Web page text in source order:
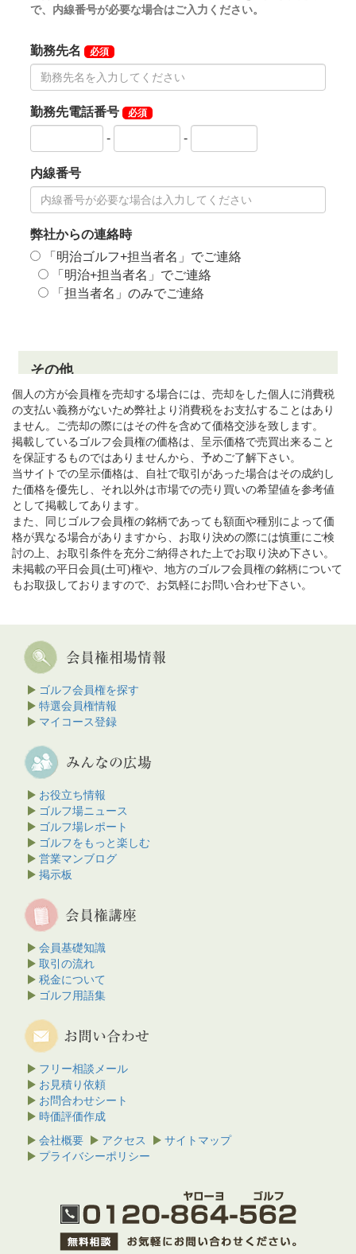
個人の方が会員権を売却する場合には、売却をした個人に消費税
の支払い義務がないため弊社より消費税をお支払することはあり
ません。ご売却の際にはその件を含めて価格交渉を致します。
掲載しているゴルフ会員権の価格は、呈示価格で売買出来ること
を保証するものではありませんから、予めご了解下さい。
当サイトでの呈示価格は、自社で取引があった場合はその成約し
た価格を優先し、それ以外は市場での売り買いの希望値を参考値
として掲載してあります。
また、同じゴルフ会員権の銘柄であっても額面や種別によって価
格が異なる場合がありますから、お取り決めの際には慎重にご検
討の上、お取引条件を充分ご納得された上でお取り決め下さい。
未掲載の平日会員(土可)権や、地方のゴルフ会員権の銘柄について
もお取扱しておりますので、お気軽にお問い合わせ下さい。
ゴルフ会員権を探す
特選会員権情報
マイコース登録
お役立ち情報
ゴルフ場ニュース
ゴルフ場レポート
ゴルフをもっと楽しむ
営業マンブログ
掲示板
会員基礎知識
取引の流れ
税金について
ゴルフ用語集
フリー相談メール
お見積り依頼
お問合わせシート
時価評価作成
会社概要
アクセス
サイトマップ
プライバシーポリシー